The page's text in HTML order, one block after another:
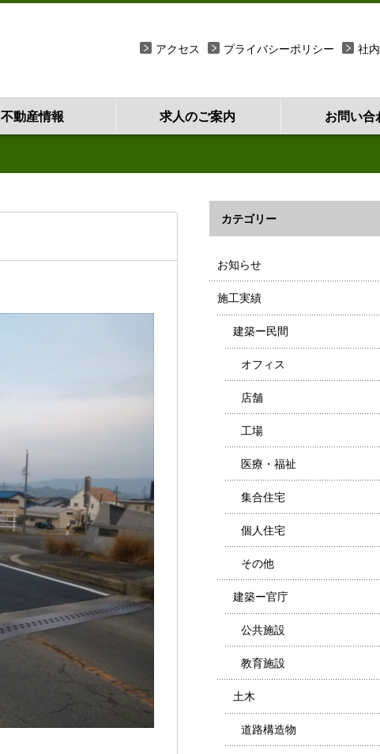
アクセス プライバシーポリシー 社
不動産情報 求人のご案内 お問い合
カテゴリー
お知らせ
施工実績
建築ー民間
オフィス
店舗
工場
医療・福祉
集合住宅
個人住宅
その他
建築ー官庁
公共施設
教育施設
土木
道路構造物